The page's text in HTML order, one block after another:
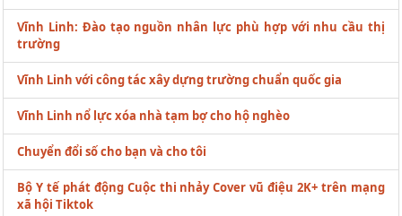
Vĩnh Linh: Đào tạo nguồn nhân lực phù hợp với nhu cầu thị
trường
Vĩnh Linh với công tác xây dựng trường chuẩn quốc gia
Vĩnh Linh nổ lực xóa nhà tạm bợ cho hộ nghèo
Chuyển đổi số cho bạn và cho tôi
Bộ Y tế phát động Cuộc thi nhảy Cover vũ điệu 2K+ trên mạng
xã hội Tiktok